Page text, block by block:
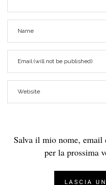
Salva il mio nome, email
per la prossima